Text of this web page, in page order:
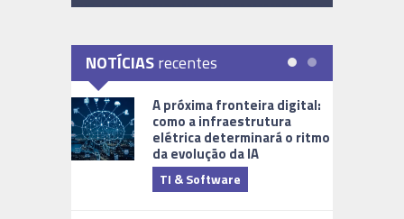
NOTÍCIASrecentes
A próxima fronteira digital:
como a infraestrutura
elétrica determinará o ritmo
da evolução da IA
TI & Software